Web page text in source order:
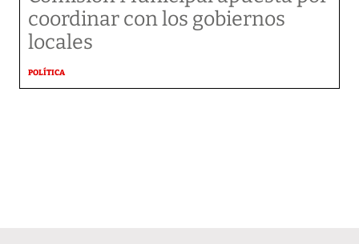
coordinar con los gobiernos
locales
POLÍTICA